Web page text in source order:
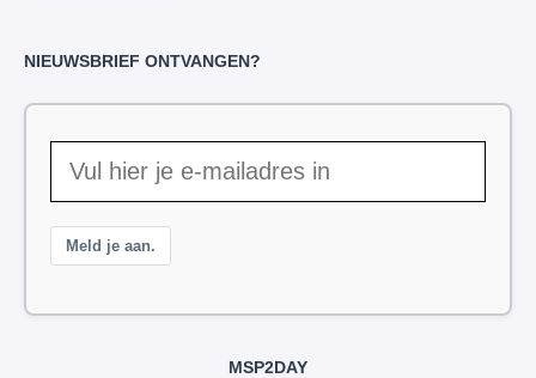
NIEUWSBRIEF ONTVANGEN?
Meld je aan.
MSP2DAY